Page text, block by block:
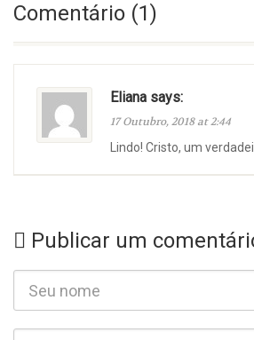
Comentário (1)
Eliana says:
17 Outubro, 2018 at 2:44
Lindo! Cristo, um
Publicar um